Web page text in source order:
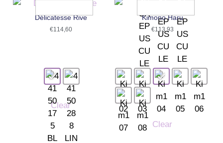
Délicatesse Rive
€114,60
Clear
Kimono Haru
€113,93
Clear